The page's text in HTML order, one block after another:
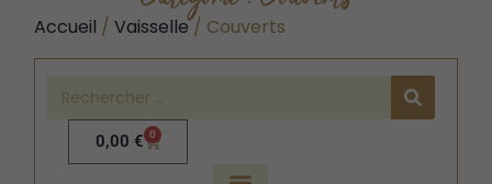
Accueil /Vaisselle/ Couverts
0,00€ 0